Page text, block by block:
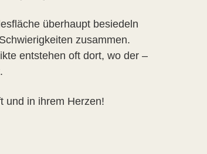
überhaupt besiedeln
zusammen.
entstehen oft dort, wo der –
und in ihrem Herzen!